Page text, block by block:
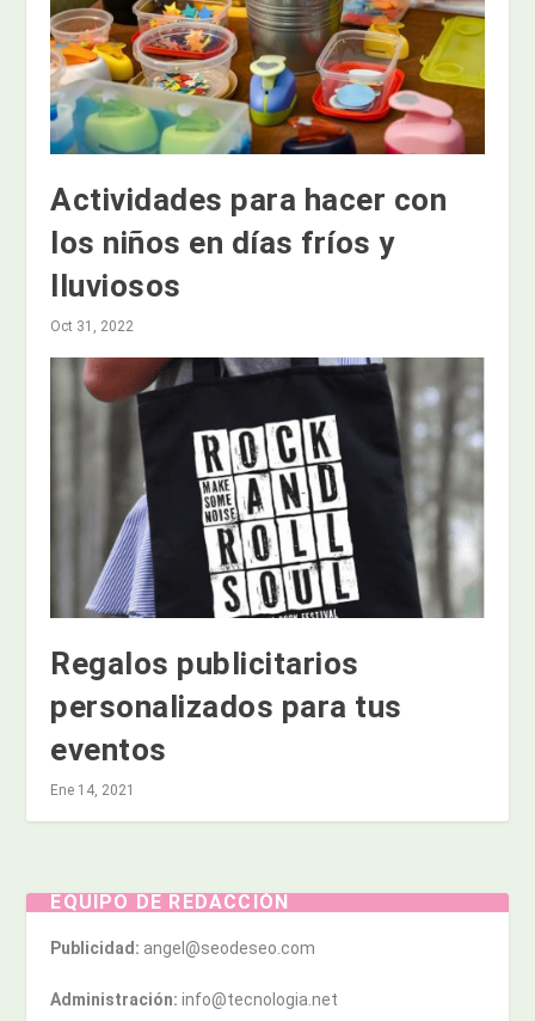
Actividades para hacer con
los niños en días fríos y
lluviosos
Oct 31, 2022
Regalos publicitarios
personalizados para tus
eventos
Ene 14, 2021
EQUIPO DE REDACCIÓN
Publicidad: angel@seodeseo.com
Administración: info@tecnologia.net